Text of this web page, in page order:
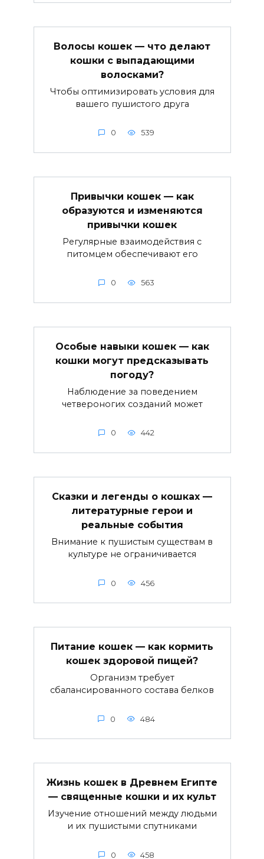
Волосы кошек — что делают
кошки с выпадающими
волосками?
Чтобы оптимизировать условия для
вашего пушистого друга
0 539
Привычки кошек — как
образуются и изменяются
привычки кошек
Регулярные взаимодействия с
питомцем обеспечивают его
0 563
Особые навыки кошек — как
кошки могут предсказывать
погоду?
Наблюдение за поведением
четвероногих созданий может
0 442
Сказки и легенды о кошках —
литературные герои и
реальные события
Внимание к пушистым существам в
культуре не ограничивается
0 456
Питание кошек — как кормить
кошек здоровой пищей?
Организм требует
сбалансированного состава белков
0 484
Жизнь кошек в Древнем Египте
— священные кошки и их культ
Изучение отношений между людьми
и их пушистыми спутниками
0 458